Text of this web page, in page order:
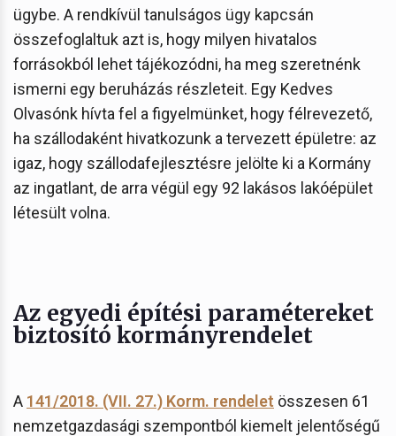
ügybe. A rendkívül tanulságos ügy kapcsán
összefoglaltuk azt is, hogy milyen hivatalos
forrásokból lehet tájékozódni, ha meg szeretnénk
ismerni egy beruházás részleteit. Egy Kedves
Olvasónk hívta fel a figyelmünket, hogy félrevezető,
ha szállodaként hivatkozunk a tervezett épületre: az
igaz, hogy szállodafejlesztésre jelölte ki a Kormány
az ingatlant, de arra végül egy 92 lakásos lakóépület
létesült volna.
Az egyedi építési paramétereket
biztosító kormányrendelet
A 141/2018. (VII. 27.) Korm. rendelet összesen 61
nemzetgazdasági szempontból kiemelt jelentőségű